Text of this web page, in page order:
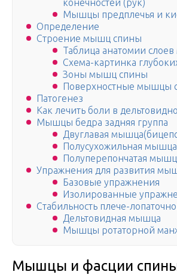
конечностей (рук)
Мышцы предплечья и
Определение
Строение мышц спины
Таблица анатомии
Схема-картинка
Зоны мышц спины
Поверхностные мышцы
Патогенез
Как лечить боли в
Мышцы бедра задняя группа
Двуглавая
Полусухожильная мышца
Полуперепончатая
Упражнения для развития
Базовые упражнения
Изолированные
Стабильность плече-
Дельтовидная мышца
Мышцы ротаторной
Мышцы и фасции